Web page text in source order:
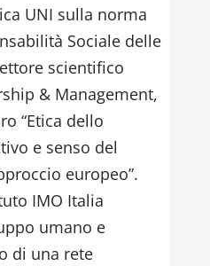
UNI sulla norma
Sociale delle
scientifico
& Management,
“Etica dello
e senso del
europeo”.
IMO Italia
umano e
di una rete